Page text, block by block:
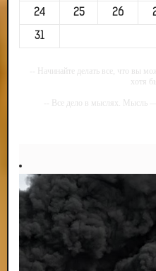
24 25 26
31
-- Начинайте делать все, что вы
хотя
-- Все дело в мыслях. Мысль
-- Самое большое богатство — это
Из всех страхов самый
-- Лучшее, что можно сделать с
мимо ушей. Он никогда не бывает
-- Люблю давать советы и